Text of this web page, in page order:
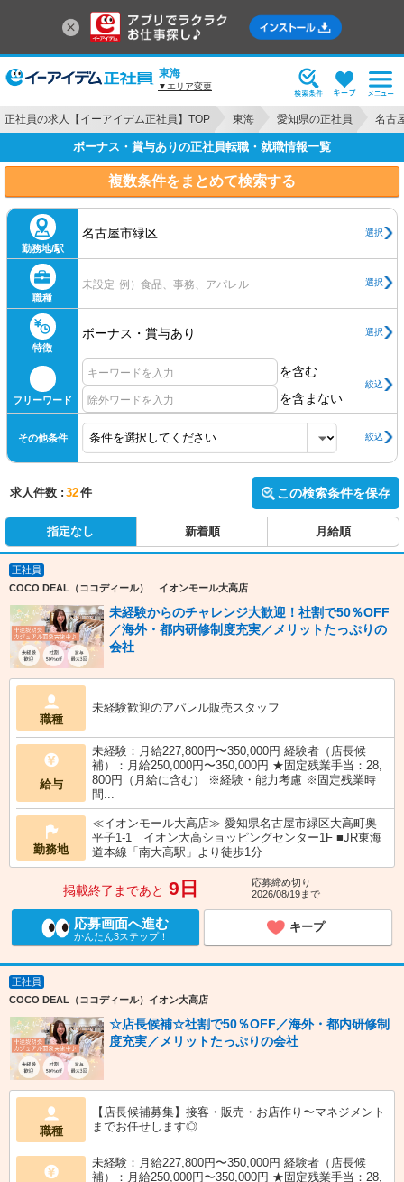
東海
▼エリア変更
正社員の求人【イーアイデム正社員】TOP 東海 愛知県の正社員 名古
ボーナス・賞与ありの正社員転職・就職情報一覧
複数条件をまとめて検索する
勤務地/駅
名古屋市緑区 選択
職種
未設定 例）食品、事務、アパレル 選択
特徴
ボーナス・賞与あり 選択
フリーワード
を含む
を含まない
絞込
その他条件 絞込
求人件数 : 32件 この検索条件を保存
指定なし 新着順 月給順
正社員
COCO DEAL（ココディール） イオンモール大高店
未経験からのチャレンジ大歓迎！社割で50％OFF
／海外・都内研修制度充実／メリットたっぷりの
会社
職種
未経験歓迎のアパレル販売スタッフ
給与
未経験：月給227,800円〜350,000円 経験者（店長候
補）：月給250,000円〜350,000円 ★固定残業手当：28,
800円（月給に含む） ※経験・能力考慮 ※固定残業時
間...
勤務地
≪イオンモール大高店≫ 愛知県名古屋市緑区大高町奥
平子1-1 イオン大高ショッピングセンター1F ■JR東海
道本線「南大高駅」より徒歩1分
掲載終了まであと 9日
応募締め切り
2026/08/19まで
応募画面へ進む
かんたん3ステップ！
キープ
正社員
COCO DEAL（ココディール）イオン大高店
☆店長候補☆社割で50％OFF／海外・都内研修制
度充実／メリットたっぷりの会社
職種
【店長候補募集】接客・販売・お店作り〜マネジメント
までお任せします◎
未経験：月給227,800円〜350,000円 経験者（店長候
補）：月給250,000円〜350,000円 ★固定残業手当：28,